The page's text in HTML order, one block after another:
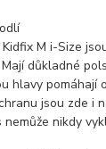
M i-Size
důkladné
hlavy pomáhají
jsou zde i
nemůže nikdy